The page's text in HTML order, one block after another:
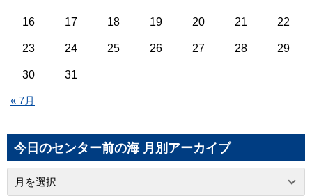
« 7月
16 17 18 19 20 21 22
23 24 25 26 27 28 29
30 31
今日のセンター前の海 月別アーカイブ